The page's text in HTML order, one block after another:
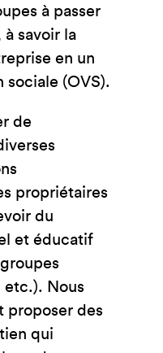
à passer
savoir la
en un
sociale (OVS).
de
propriétaires
du
et éducatif
etc.). Nous
proposer des
qui